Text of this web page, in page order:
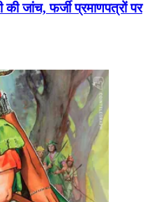
जांच, फर्जी प्रमाणपत्रों पर